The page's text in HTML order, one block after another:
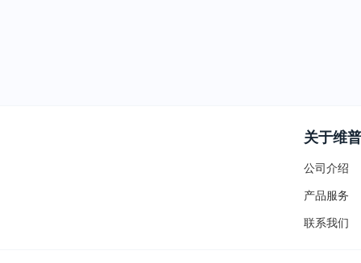
关于维普
公司介绍
产品服务
联系我们